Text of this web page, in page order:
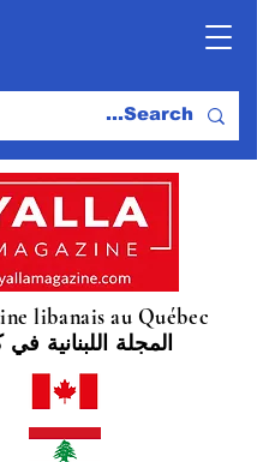
libanais au Québec
المجلة اللبنانية في